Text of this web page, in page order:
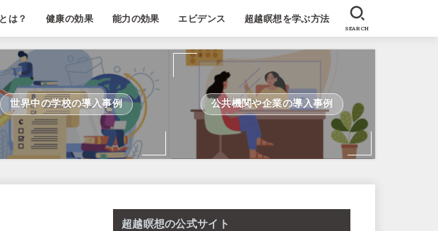
は？ 健康の効果 能力の効果 エビデンス 超越瞑想を学ぶ方法
SEARCH
世界中の学校の導入事例 公共機関や企業の導入事例
超越瞑想の公式サイト